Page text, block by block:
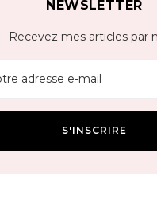
NEWSLETTER
Recevez mes articles par